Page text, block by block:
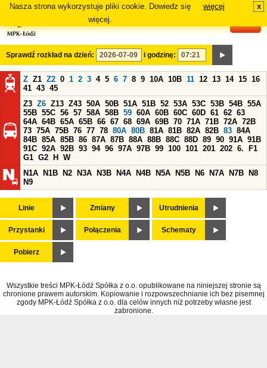
Nasza strona wykorzystuje pliki cookie. Dowiedz się
więcej.
więcej x
Sprawdź rozkład na dzień: i godzinę:
Z Z1 Z2 0 1 2 3 4 5 6 7 8 9 10A 10B 11 12 13 14 15 16
41 43 45
Z3 Z6 Z13 Z43 50A 50B 51A 51B 52 53A 53C 53B 54B 55A
55B 55C 56 57 58A 58B 59 60A 60B 60C 60D 61 62 63
64A 64B 65A 65B 66 67 68 69A 69B 70 71A 71B 72A 72B
73 75A 75B 76 77 78 80A 80B 81A 81B 82A 82B 83 84A
84B 85A 85B 86 87A 87B 88A 88B 88C 88D 89 90 91A 91B
91C 92A 92B 93 94 96 97A 97B 99 100 101 201 202 6.
F1
G1 G2 H
W
N1A
N1B N2 N3A N3B N4A N4B N5A N5B N6 N7A N7B
N8
N9
Linie Zmiany Utrudnienia
Przystanki Połączenia Schematy
Pobierz
Wszystkie treści MPK-Łódź Spółka z o.o. opublikowane na niniejszej stronie są
chronione prawem autorskim. Kopiowanie i rozpowszechnianie ich bez pisemnej
zgody MPK-Łódź Spółka z o.o. dla celów innych niż potrzeby własne jest
zabronione.